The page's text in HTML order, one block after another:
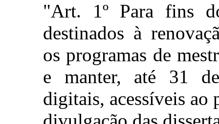
"Art. 1º Para fins
destinados à
os programas de
e manter, até 31
digitais, acessíveis